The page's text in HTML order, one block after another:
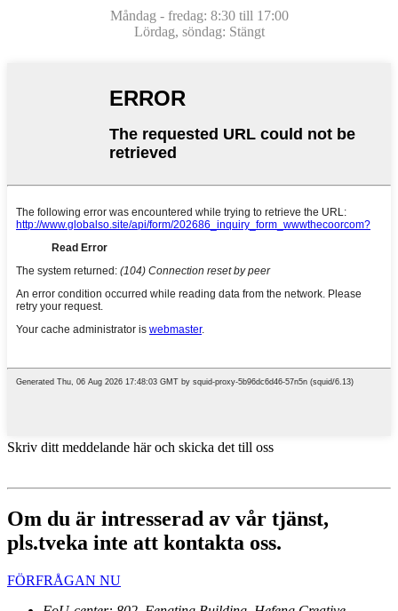
Måndag - fredag: 8:30 till 17:00
Lördag, söndag: Stängt
Skriv ditt meddelande här och skicka det till oss
Om du är intresserad av vår tjänst,
pls.tveka inte att kontakta oss.
FÖRFRÅGAN NU